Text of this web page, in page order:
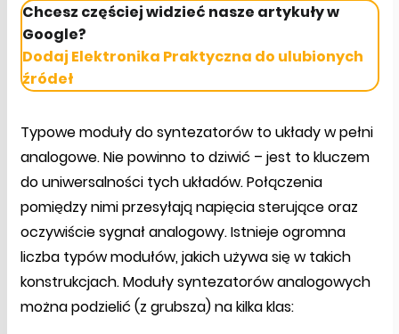
Chcesz częściej widzieć nasze artykuły w
Google?
Dodaj Elektronika Praktyczna do ulubionych
źródeł
Typowe moduły do syntezatorów to układy w pełni
analogowe. Nie powinno to dziwić – jest to kluczem
do uniwersalności tych układów. Połączenia
pomiędzy nimi przesyłają napięcia sterujące oraz
oczywiście sygnał analogowy. Istnieje ogromna
liczba typów modułów, jakich używa się w takich
konstrukcjach. Moduły syntezatorów analogowych
można podzielić (z grubsza) na kilka klas: